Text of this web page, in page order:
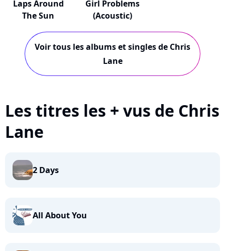
Laps Around
The Sun
Girl Problems
(Acoustic)
Voir tous les albums et singles de Chris
Lane
Les titres les + vus de Chris
Lane
2 Days
All About You